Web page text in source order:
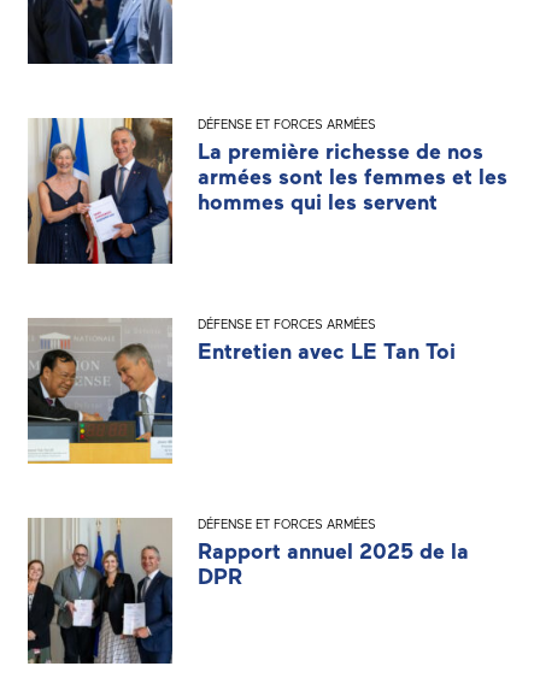
DÉFENSE ET FORCES ARMÉES
La première richesse de nos
armées sont les femmes et les
hommes qui les servent
DÉFENSE ET FORCES ARMÉES
Entretien avec LE Tan Toi
DÉFENSE ET FORCES ARMÉES
Rapport annuel 2025 de la
DPR